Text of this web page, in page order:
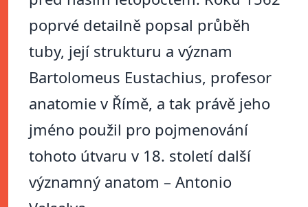
poprvé detailně popsal průběh
tuby, její strukturu a význam
Bartolomeus Eustachius, profesor
anatomie v Římě, a tak právě jeho
jméno použil pro pojmenování
tohoto útvaru v 18. století další
významný anatom – Antonio